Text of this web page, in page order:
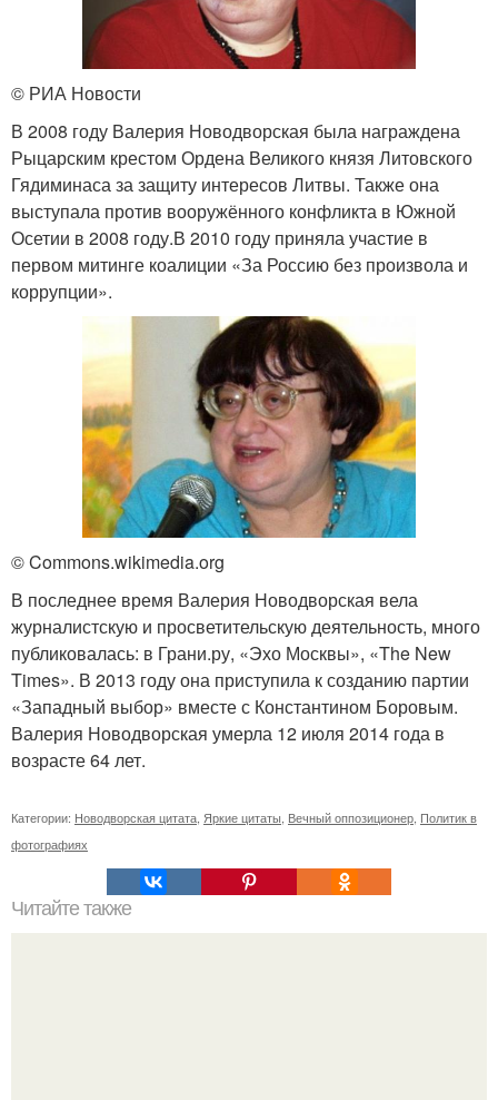
© РИА Новости
В 2008 году Валерия Новодворская была награждена
Рыцарским крестом Ордена Великого князя Литовского
Гядиминаса за защиту интересов Литвы. Также она
выступала против вооружённого конфликта в Южной
Осетии в 2008 году.В 2010 году приняла участие в
первом митинге коалиции «За Россию без произвола и
коррупции».
© Commons.wikimedia.org
В последнее время Валерия Новодворская вела
журналистскую и просветительскую деятельность, много
публиковалась: в Грани.ру, «Эхо Москвы», «The New
Times». В 2013 году она приступила к созданию партии
«Западный выбор» вместе с Константином Боровым.
Валерия Новодворская умерла 12 июля 2014 года в
возрасте 64 лет.
Категории: Новодворская цитата, Яркие цитаты, Вечный оппозиционер, Политик в
фотографиях
Читайте также